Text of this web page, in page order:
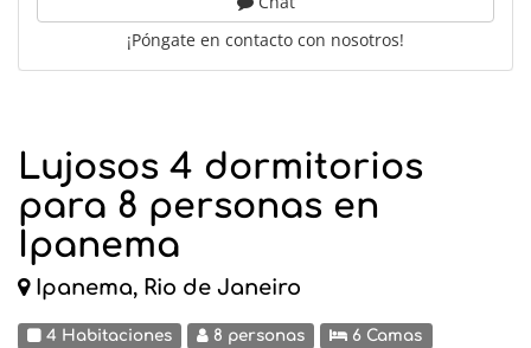
Lujosos 4 dormitorios
para 8 personas en
Ipanema
Ipanema, Rio de Janeiro
4 Habitaciones 8 personas
6 Camas
¡Póngate en contacto con nosotros!